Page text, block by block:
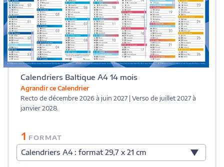
Calendriers Baltique A4 14 mois
Agrandir ce Calendrier
Recto de décembre 2026 à juin 2027 | Verso de juillet 2027 à
janvier 2028.
1 FORMAT
Calendriers A4 : format 29,7 x 21 cm